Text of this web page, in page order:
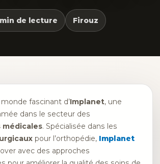
de lecture Firouz
fascinant d’Implanet, une
dans le secteur des
. Spécialisée dans les
pour l’orthopédie, Implanet
avec des approches